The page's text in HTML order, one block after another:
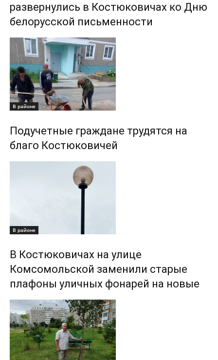
развернулись в Костюковичах ко Дню
белорусской письменности
В районе
Подучетные граждане трудятся на
благо Костюковичей
В районе
В Костюковичах на улице
Комсомольской заменили старые
плафоны уличных фонарей на новые